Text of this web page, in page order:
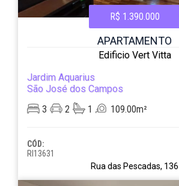
R$ 1.390.000
APARTAMENTO
Edificio Vert Vitta
Jardim Aquarius
São José dos Campos
3
2 1 109.00m²
CÓD:
RI13631
Rua das Pescadas, 136